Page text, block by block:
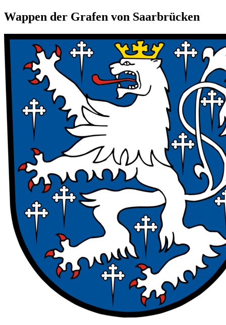
Wappen der Grafen von Saarbrücken